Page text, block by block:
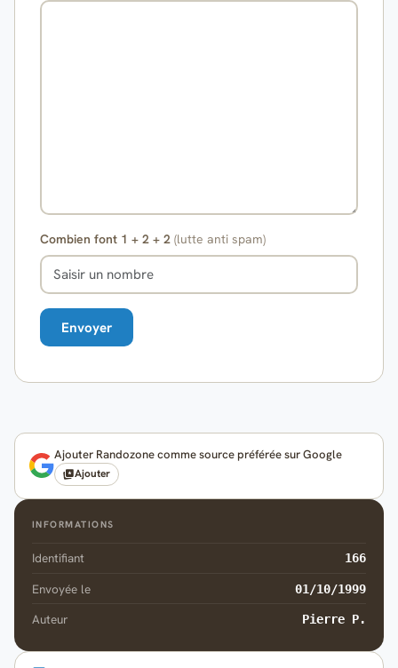
Combien font 1 + 2 + 2 (lutte anti spam)
Ajouter Randozone comme source préférée sur Google
Ajouter
INFORMATIONS
Identifiant 166
Envoyée le 01/10/1999
Auteur Pierre P.